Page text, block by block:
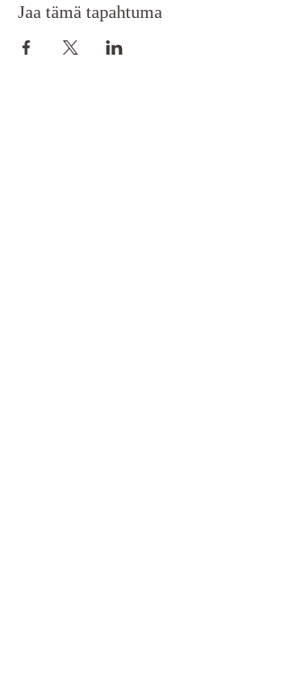
Jaa tämä tapahtuma